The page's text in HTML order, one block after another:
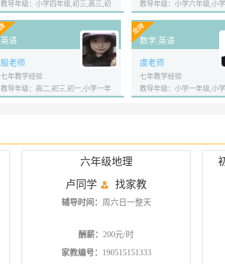
教导年级：小学四年级,初三,高三,初
教导年级：小学六年级,小
英语
殷老师
七年教学经验
教导年级：高二,初三,初一,小学一年
数学,英语
虞老师
七年教学经验
教导年级：小学一年级,小
六年级地理
卢同学
找家教
辅导时间： 周六日一整天
酬薪： 200元/时
家教编号： 190515151333